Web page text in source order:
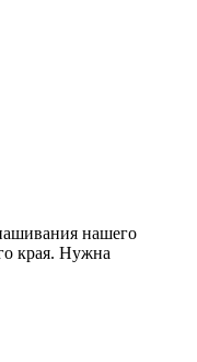
нашего
края. Нужна